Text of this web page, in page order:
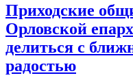
Приходские
Орловской
делиться с
радостью